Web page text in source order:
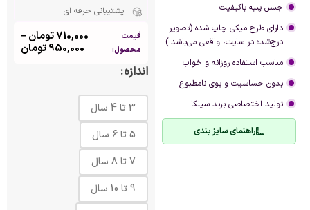
جنس پنبه باکیفیت
دارای طرح میکی چاپ شده (تصویر
درج‌شده در سایت، واقعی می‌باشد.)
مناسب استفاده روزانه و خواب
بدون حساسیت و بوی نامطبوع
تولید اختصاصی برند سیلکا
راهنمای سایز بندی
پشتیبانی حرفه ای
قیمت
محصول:
710,000تومان–
950,000تومان
اندازه
3 تا 4 سال
5 تا 6 سال
7 تا 8 سال
9 تا 10 سال